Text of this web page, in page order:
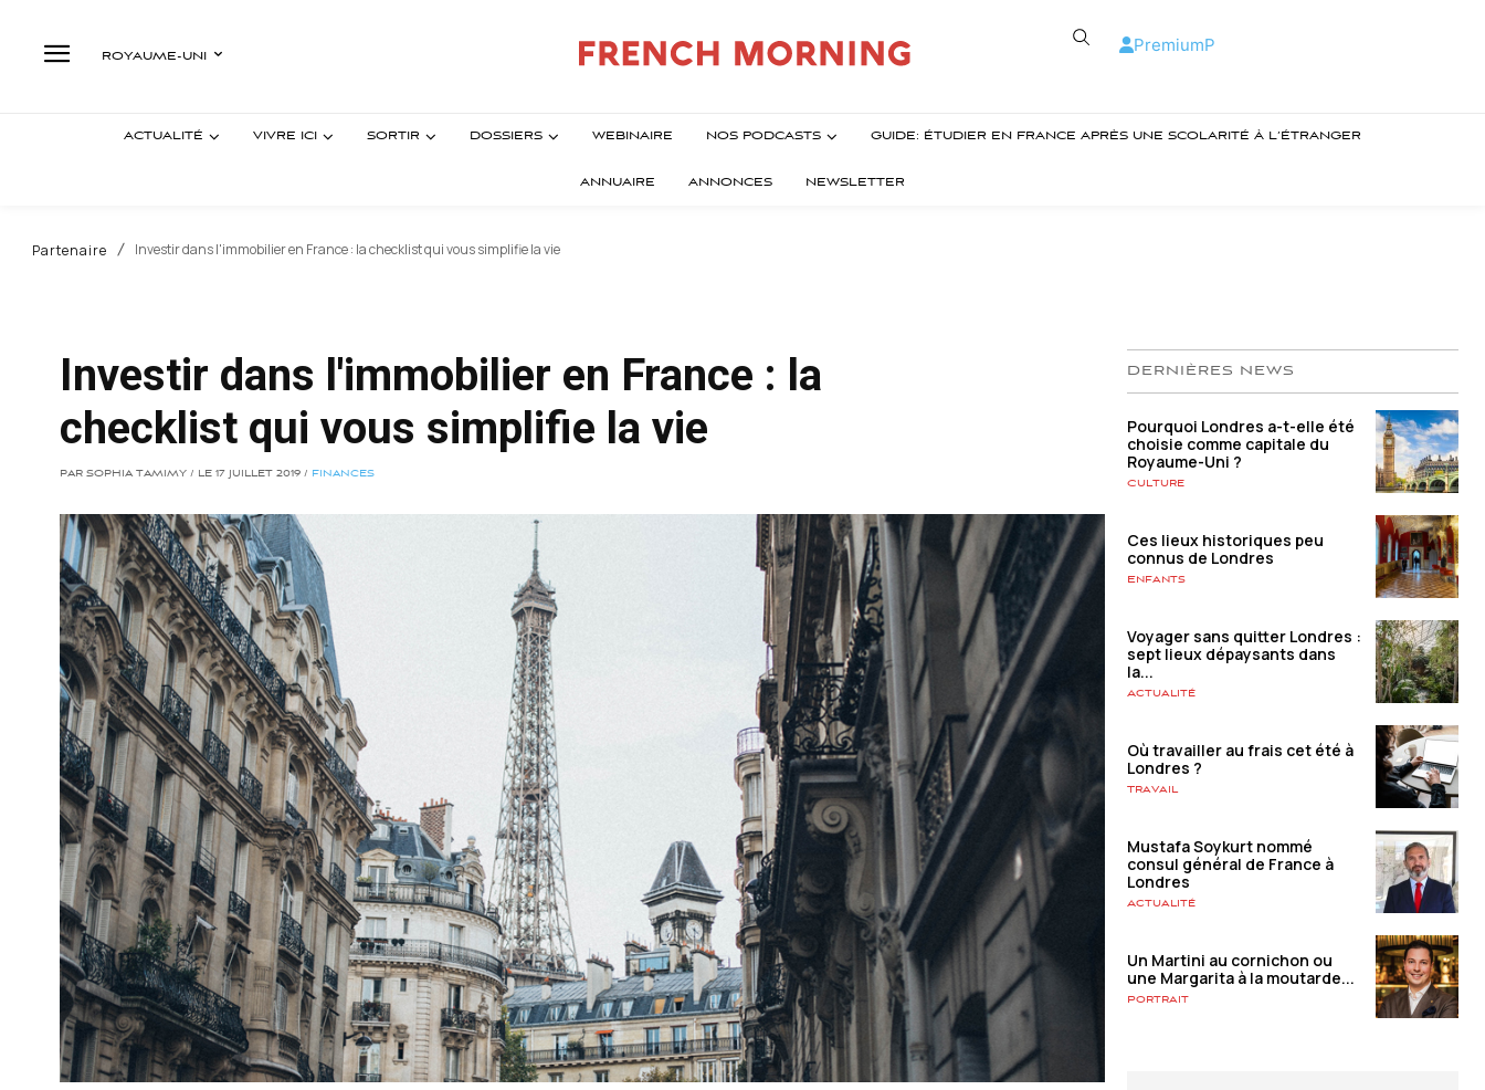
ROYAUME-UNI
PremiumP
ACTUALITÉ VIVRE ICI SORTIR DOSSIERS WEBINAIRE NOS PODCASTS GUIDE: ÉTUDIER EN FRANCE APRÈS UNE SCOLARITÉ À L’ÉTRANGER
ANNUAIRE ANNONCES NEWSLETTER
Partenaire Investir dans l'immobilier en France : la checklist qui vous simplifie la vie
Investir dans l'immobilier en France : la
checklist qui vous simplifie la vie
PAR SOPHIA TAMIMY / LE 17 JUILLET 2019 / FINANCES
DERNIÈRES NEWS
Pourquoi Londres a-t-elle été
choisie comme capitale du
Royaume-Uni ?
Culture
Ces lieux historiques peu
connus de Londres
Enfants
Voyager sans quitter Londres :
sept lieux dépaysants dans
la...
Actualité
Où travailler au frais cet été à
Londres ?
Travail
Mustafa Soykurt nommé
consul général de France à
Londres
Actualité
Un Martini au cornichon ou
une Margarita à la moutarde...
Portrait